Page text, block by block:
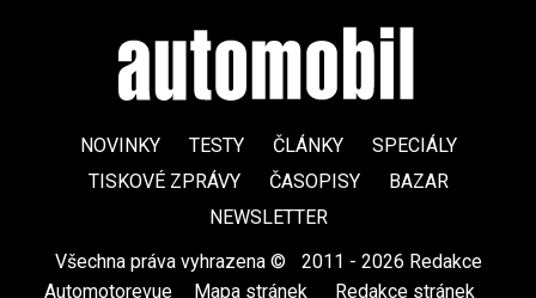
NOVINKY TESTY ČLÁNKY
SPECIÁLY
TISKOVÉ ZPRÁVY
ČASOPISY
BAZAR
NEWSLETTER
Všechna práva vyhrazena ©
2011 - 2026 Redakce
Automotorevue
Mapa stránek Redakce stránek